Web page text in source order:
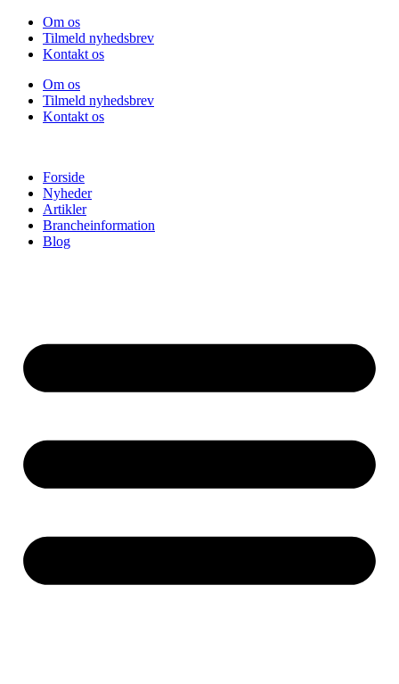
Videre
indhold
Om os
Tilmeld nyhedsbrev
Kontakt os
Om os
Tilmeld nyhedsbrev
Kontakt os
Forside
Nyheder
Artikler
Brancheinformation
Blog